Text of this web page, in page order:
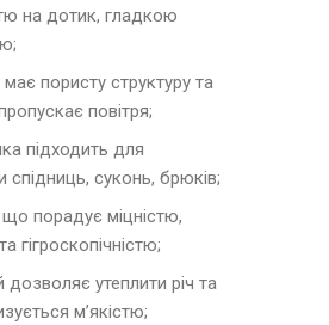
на дотик, гладкою
має пористу структуру та
повітря;
підходить для
спідниць, суконь, брюків;
порадує міцністю,
гігроскопічністю;
дозволяє утеплити річ та
м’якістю;